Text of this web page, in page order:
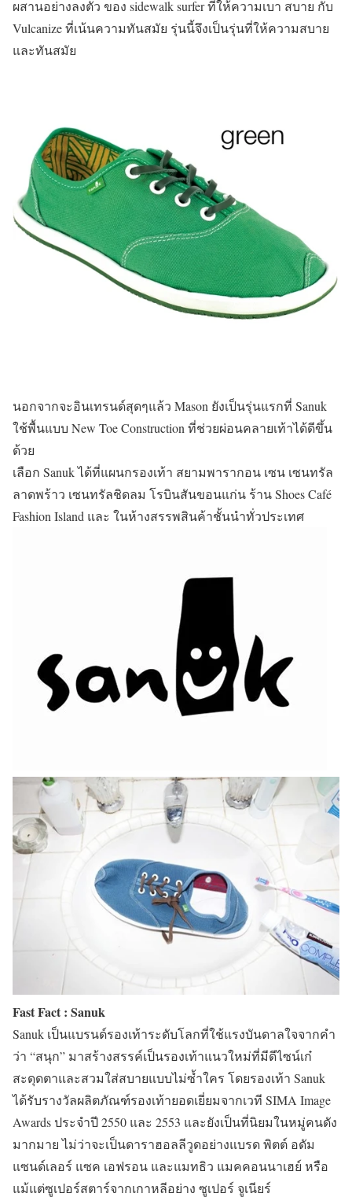
ผสานอย่างลงตัว ของ sidewalk surfer ที่ให้ความเบา สบาย กับ
Vulcanize ที่เน้นความทันสมัย รุ่นนี้จึงเป็นรุ่นที่ให้ความสบาย
และทันสมัย
นอกจากจะอินเทรนด์สุดๆแล้ว Mason ยังเป็นรุ่นแรกที่ Sanuk
ใช้พื้นแบบ New Toe Construction ที่ช่วยผ่อนคลายเท้าได้ดีขึ้น
ด้วย
เลือก Sanuk ได้ที่แผนกรองเท้า สยามพารากอน เซน เซนทรัล
ลาดพร้าว เซนทรัลชิดลม โรบินสันขอนแก่น ร้าน Shoes Café
Fashion Island และ ในห้างสรรพสินค้าชั้นนำทั่วประเทศ
Fast Fact : Sanuk
Sanuk เป็นแบรนด์รองเท้าระดับโลกที่ใช้แรงบันดาลใจจากคำ
ว่า “สนุก” มาสร้างสรรค์เป็นรองเท้าแนวใหม่ที่มีดีไซน์เก๋
สะดุดตาและสวมใส่สบายแบบไม่ซ้ำใคร โดยรองเท้า Sanuk
ได้รับรางวัลผลิตภัณฑ์รองเท้ายอดเยี่ยมจากเวที SIMA Image
Awards ประจำปี 2550 และ 2553 และยังเป็นที่นิยมในหมู่คนดัง
มากมาย ไม่ว่าจะเป็นดาราฮอลลีวูดอย่างแบรด พิตต์ อดัม
แซนด์เลอร์ แซค เอฟรอน และแมทธิว แมคคอนนาเฮย์ หรือ
แม้แต่ซูเปอร์สตาร์จากเกาหลีอย่าง ซูเปอร์ จูเนียร์